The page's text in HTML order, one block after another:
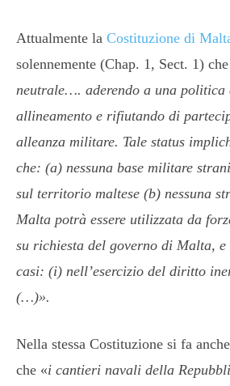
Attualmente la Costituzione di
solennemente (Chap. 1, Sect. 1)
neutrale…. aderendo a una politica
allineamento e rifiutando di
alleanza militare. Tale status
che: (a) nessuna base militare
sul territorio maltese (b) nessuna
Malta potrà essere utilizzata da
su richiesta del governo di Malta, e
casi: (i) nell’esercizio del diritto
(…)».
Nella stessa Costituzione si fa
che «i cantieri navali della